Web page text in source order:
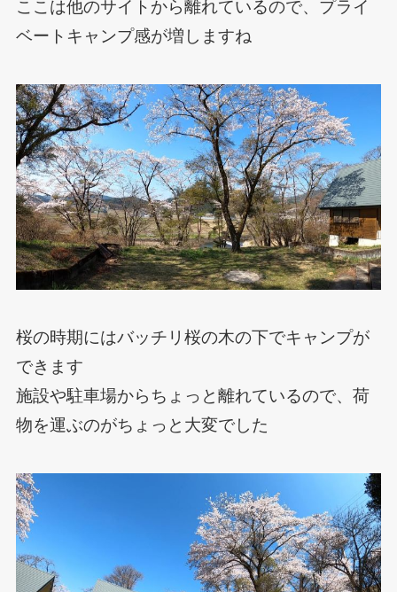
ここは他のサイトから離れているので、プライ
ベートキャンプ感が増しますね
桜の時期にはバッチリ桜の木の下でキャンプが
できます
施設や駐車場からちょっと離れているので、荷
物を運ぶのがちょっと大変でした